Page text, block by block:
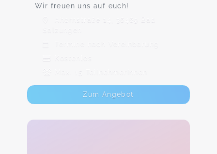
Wir freuen uns auf euch!
Ahornstraße 14, 36469 Bad
Salzungen
Termine nach Vereinbarung
Max. 15 TeilnehmerInnen
Zum Angebot